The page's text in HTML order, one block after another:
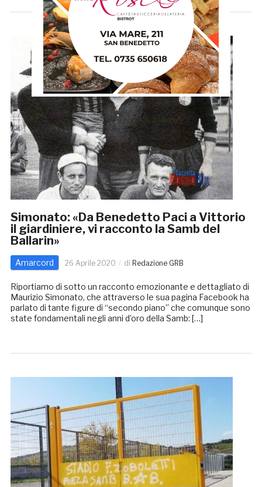
Simonato: «Da Benedetto Paci a Vittorio
il giardiniere, vi racconto la Samb del
Ballarin»
Amarcord 26 Aprile 2020 di Redazione GRB
Riportiamo di sotto un racconto emozionante e dettagliato di
Maurizio Simonato, che attraverso le sua pagina Facebook ha
parlato di tante figure di “secondo piano” che comunque sono
state fondamentali negli anni d’oro della Samb: […]